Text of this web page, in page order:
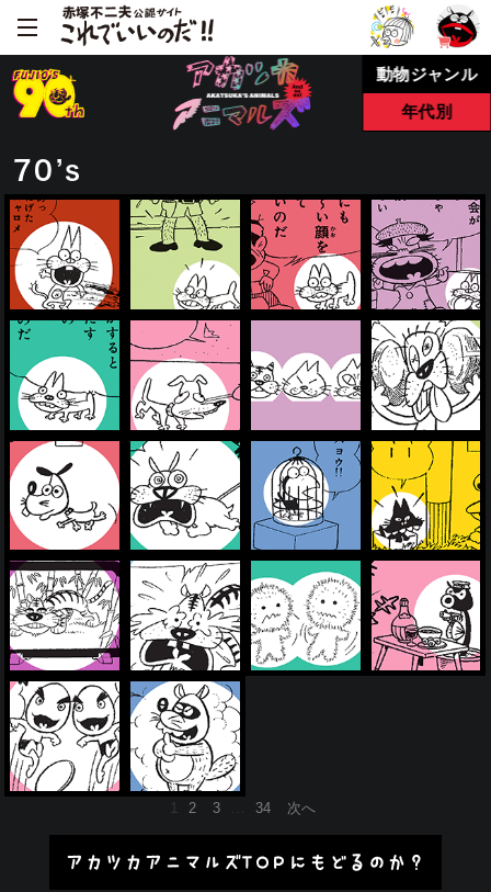
動物ジャンル
年代別
70’s
2 3 34 次へ
アカツカアニマルズTOPにもどるのか？